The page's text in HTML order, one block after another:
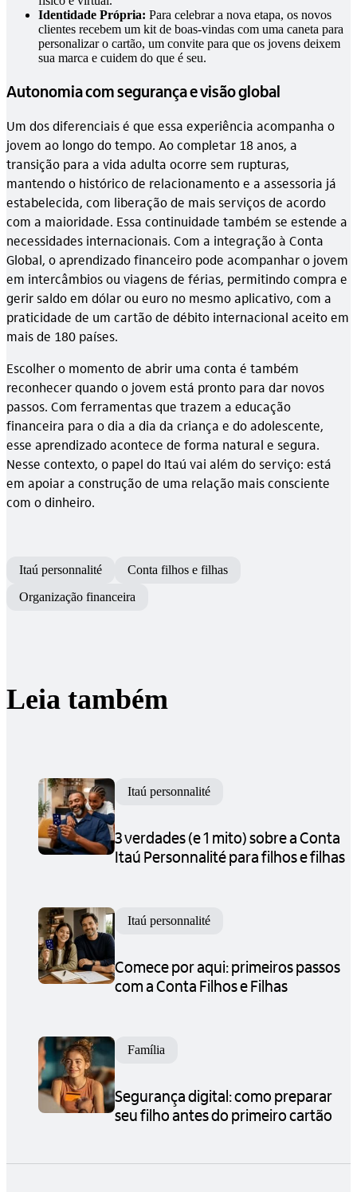
Identidade Própria: Para celebrar a nova etapa, os novos
clientes recebem um kit de boas-vindas com uma caneta para
personalizar o cartão, um convite para que os jovens deixem
sua marca e cuidem do que é seu.
Autonomia com segurança e visão global
Um dos diferenciais é que essa experiência acompanha o
jovem ao longo do tempo. Ao completar 18 anos, a
transição para a vida adulta ocorre sem rupturas,
mantendo o histórico de relacionamento e a assessoria já
estabelecida, com liberação de mais serviços de acordo
com a maioridade. Essa continuidade também se estende a
necessidades internacionais. Com a integração à Conta
Global, o aprendizado financeiro pode acompanhar o jovem
em intercâmbios ou viagens de férias, permitindo compra e
gerir saldo em dólar ou euro no mesmo aplicativo, com a
praticidade de um cartão de débito internacional aceito em
mais de 180 países.
Escolher o momento de abrir uma conta é também
reconhecer quando o jovem está pronto para dar novos
passos. Com ferramentas que trazem a educação
financeira para o dia a dia da criança e do adolescente,
esse aprendizado acontece de forma natural e segura.
Nesse contexto, o papel do Itaú vai além do serviço: está
em apoiar a construção de uma relação mais consciente
com o dinheiro.
Itaú personnalité
Conta filhos e filhas
Organização financeira
Leia também
Itaú personnalité
3 verdades (e 1 mito) sobre a Conta
Itaú Personnalité para filhos e filhas
Itaú personnalité
Comece por aqui: primeiros passos
com a Conta Filhos e Filhas
Família
Segurança digital: como preparar
seu filho antes do primeiro cartão